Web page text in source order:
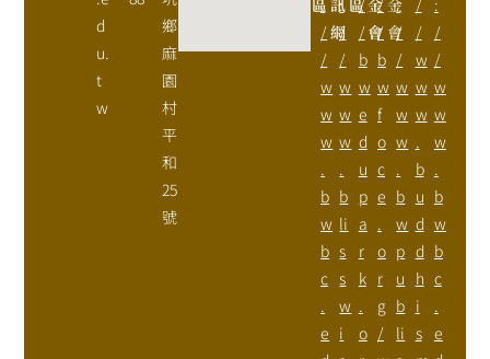
d
u.
t
w
鄉
麻
園
村
平
和
25
號
/
/
w
w
w
.
b
w
b
c
.
e
網
/
/
w
w
w
.
b
li
s
s
w
i
/
b
w
e
d
u
p
a
r
k
.
o
會
/
b
w
f
o
c
e
.
o
r
g
/
會
/
/
w
w
w
.
b
w
p
u
b
li
/
w
w
w
.
b
u
d
d
h
i
s
/
/
w
w
w
.
b
w
b
c
.
e